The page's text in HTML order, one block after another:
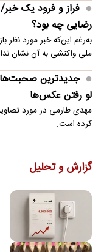
فراز و فرود یک
رضایی چه بود؟
به‌رغم این‌که خبر مورد نظر
ملی واکنشی به آن نشان
جدیدترین
لو رفتن عکس‌ها
مهدی طارمی در مورد
کرده است.
گزارش و تحلیل